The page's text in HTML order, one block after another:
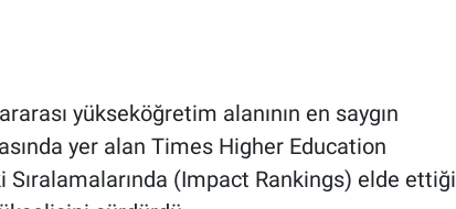
yükseköğretim alanının en saygın
yer alan Times Higher Education
Sıralamalarında (Impact Rankings) elde ettiği